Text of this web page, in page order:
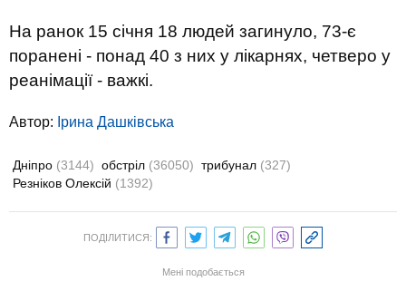
На ранок 15 січня 18 людей загинуло, 73-є
поранені - понад 40 з них у лікарнях, четверо у
реанiмацiї - важкі.
Автор: Ірина Дашківська
Дніпро (3144) обстріл (36050) трибунал (327)
Резніков Олексій (1392)
ПОДІЛИТИСЯ:
Мені подобається